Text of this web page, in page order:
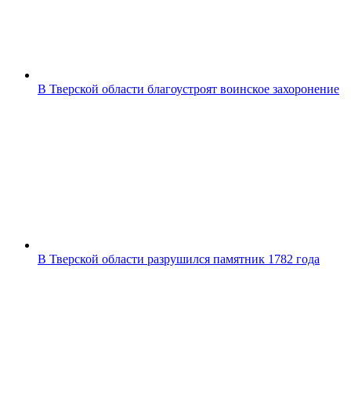
В Тверской области благоустроят воинское захоронение
В Тверской области разрушился памятник 1782 года